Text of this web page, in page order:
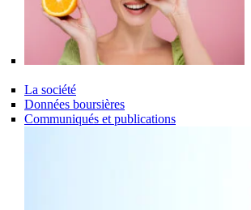
La société
Données boursières
Communiqués et publications